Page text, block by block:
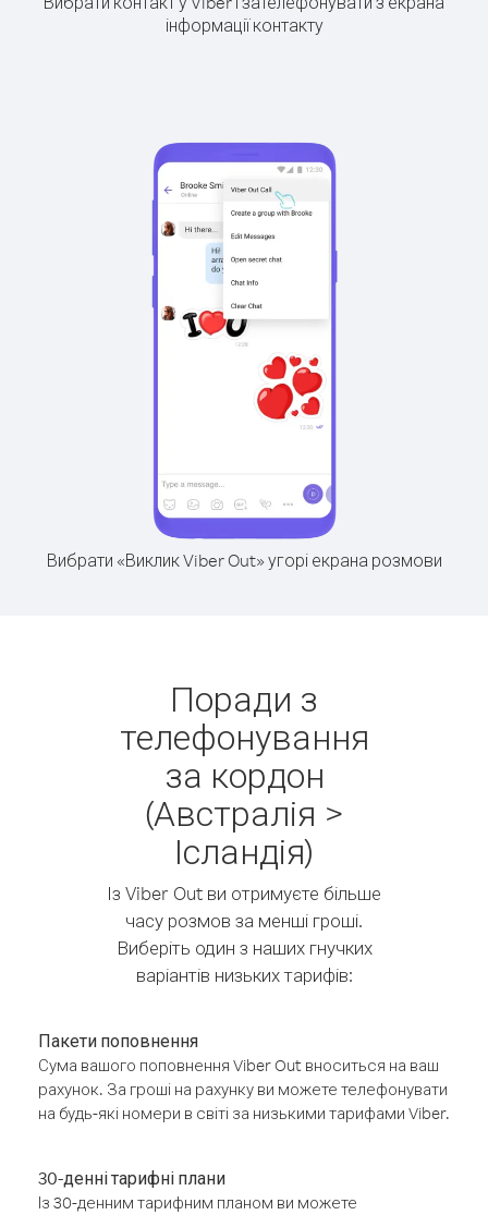
інформації контакту
Вибрати «Виклик Viber Out» угорі екрана розмови
Поради з
телефонування
за кордон
(Австралія >
Ісландія)
Із Viber Out ви отримуєте більше
часу розмов за менші гроші.
Виберіть один з наших гнучких
варіантів низьких тарифів:
Пакети поповнення
Сума вашого поповнення Viber Out вноситься на ваш
рахунок. За гроші на рахунку ви можете телефонувати
на будь-які номери в світі за низькими тарифами Viber.
30-денні тарифні плани
Із 30-денним тарифним планом ви можете